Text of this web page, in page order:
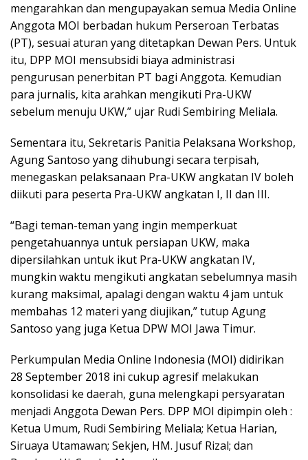
mengarahkan dan mengupayakan semua Media Online
Anggota MOI berbadan hukum Perseroan Terbatas
(PT), sesuai aturan yang ditetapkan Dewan Pers. Untuk
itu, DPP MOI mensubsidi biaya administrasi
pengurusan penerbitan PT bagi Anggota. Kemudian
para jurnalis, kita arahkan mengikuti Pra-UKW
sebelum menuju UKW,” ujar Rudi Sembiring Meliala.
Sementara itu, Sekretaris Panitia Pelaksana Workshop,
Agung Santoso yang dihubungi secara terpisah,
menegaskan pelaksanaan Pra-UKW angkatan IV boleh
diikuti para peserta Pra-UKW angkatan I, II dan III.
“Bagi teman-teman yang ingin memperkuat
pengetahuannya untuk persiapan UKW, maka
dipersilahkan untuk ikut Pra-UKW angkatan IV,
mungkin waktu mengikuti angkatan sebelumnya masih
kurang maksimal, apalagi dengan waktu 4 jam untuk
membahas 12 materi yang diujikan,” tutup Agung
Santoso yang juga Ketua DPW MOI Jawa Timur.
Perkumpulan Media Online Indonesia (MOI) didirikan
28 September 2018 ini cukup agresif melakukan
konsolidasi ke daerah, guna melengkapi persyaratan
menjadi Anggota Dewan Pers. DPP MOI dipimpin oleh :
Ketua Umum, Rudi Sembiring Meliala; Ketua Harian,
Siruaya Utamawan; Sekjen, HM. Jusuf Rizal; dan